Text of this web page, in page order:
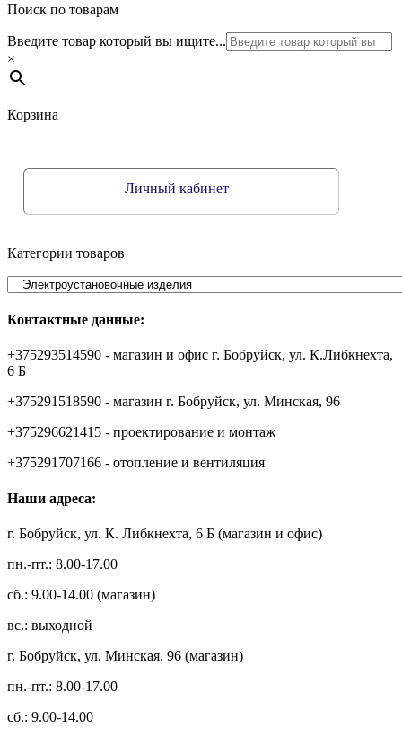
Поиск по товарам
Введите товар который вы ищите...
×
Корзина
Личный кабинет
Категории товаров
Контактные данные:
+375293514590 - магазин и офис г. Бобруйск, ул. К.Либкнехта,
6 Б
+375291518590 - магазин г. Бобруйск, ул. Минская, 96
+375296621415 - проектирование и монтаж
+375291707166 - отопление и вентиляция
Наши адреса:
г. Бобруйск, ул. К. Либкнехта, 6 Б (магазин и офис)
пн.-пт.: 8.00-17.00
сб.: 9.00-14.00 (магазин)
вс.: выходной
г. Бобруйск, ул. Минская, 96 (магазин)
пн.-пт.: 8.00-17.00
сб.: 9.00-14.00